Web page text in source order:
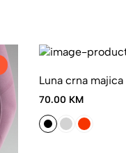
Luna crna majica
70.00 KM